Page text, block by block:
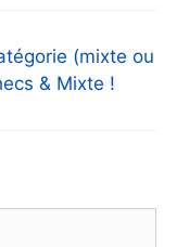
(mixte ou
& Mixte !